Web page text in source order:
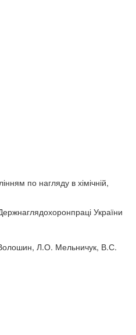
по нагляду в хімічній,
України
Л.О. Мельничук, В.С.